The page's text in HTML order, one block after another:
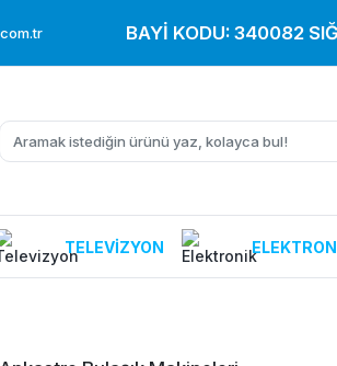
BAYİ KODU: 340082
TELEVIZYON